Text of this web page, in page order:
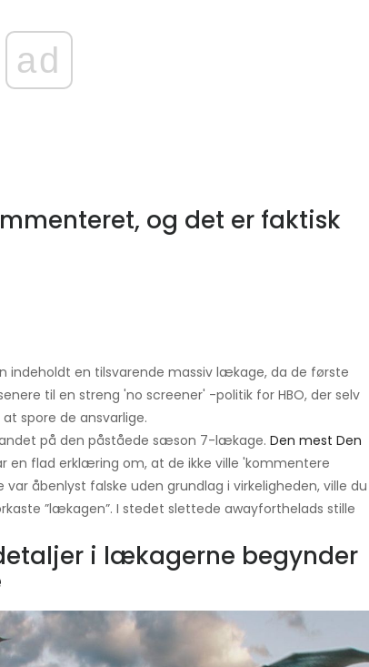
ad
og det er faktisk
en tilsvarende massiv lækage, da de første
til en streng 'no screener' -politik for HBO, der selv
spore de ansvarlige.
på den påståede sæson 7-lækage. Den mest Den
en flad erklæring om, at de ikke ville 'kommentere
åbenlyst falske uden grundlag i virkeligheden, ville du
”lækagen”. I stedet slettede awayforthelads stille
i lækagerne begynder